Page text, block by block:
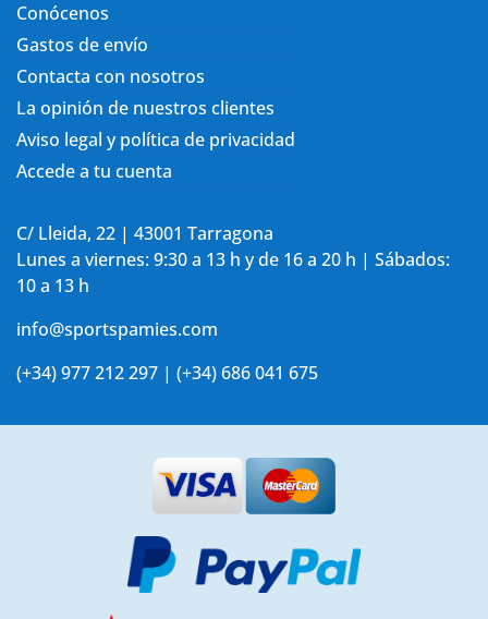
Conócenos
Gastos de envío
Contacta con nosotros
La opinión de nuestros clientes
Aviso legal y política de privacidad
Accede a tu cuenta
C/ Lleida, 22 | 43001 Tarragona
Lunes a viernes: 9:30 a 13 h y de 16 a 20 h | Sábados:
10 a 13 h
info@sportspamies.com
(+34) 977 212 297 | (+34) 686 041 675